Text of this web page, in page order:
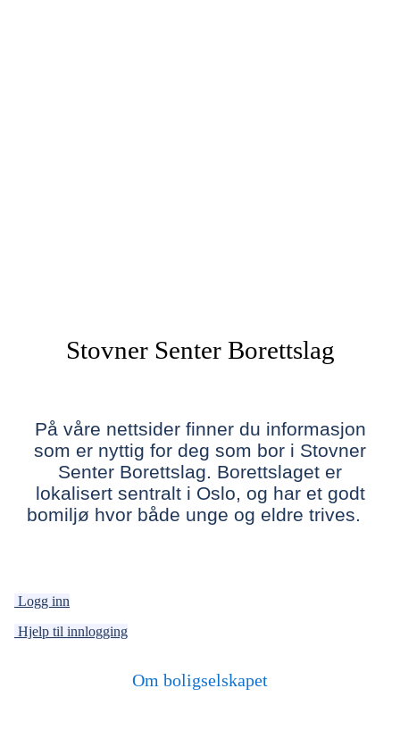
Stovner Senter Borettslag
På våre nettsider finner du informasjon
som er nyttig for deg som bor i Stovner
Senter Borettslag. Borettslaget er
lokalisert sentralt i Oslo, og har et godt
bomiljø hvor både unge og eldre trives.
Logg inn
Hjelp til innlogging
Om boligselskapet